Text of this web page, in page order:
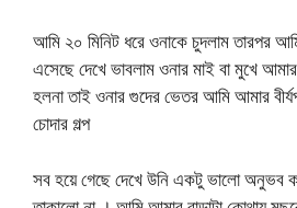
আমি ২০ মিনিট ধরে ওনাকে চুদলাম তারপর
এসেছে দেখে ভাবলাম ওনার মাই বা মুখে
হলনা তাই ওনার গুদের ভেতর আমি আমার
চোদার গল্প
সব হয়ে গেছে দেখে উনি একটু ভালো অনুভব